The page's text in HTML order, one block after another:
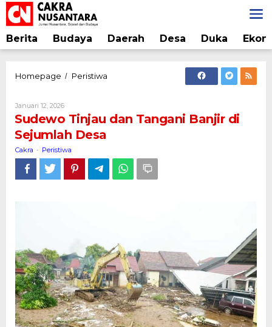
Lewati
ke
konten
Berita Budaya Daerah Desa Duka
Homepage / Peristiwa
Banjir
Desa
Januari 12, 2026Oleh
Cakra
Sudewo Tinjau dan Tangani Banjir di
Sejumlah Desa
Cakra - Peristiwa